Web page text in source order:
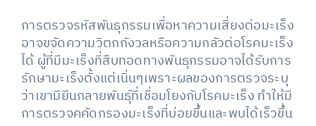
การตรวจรหัสพันธุกรรมเพื่อหาความเสี่ยงต่อมะเร็ง
อาจขจัดความวิตกกังวลหรือความกลัวต่อโรคมะเร็ง
ได้ ผู้ที่มีมะเร็งที่สืบทอดทางพันธุกรรมอาจได้รับการ
รักษามะเร็งตั้งแต่เนิ่นๆเพราะผลของการตรวจระบุ
ว่าเขามียีนกลายพันธุ์ที่เชื่อมโยงกับโรคมะเร็ง ทำให้มี
การตรวจคคัดกรองมะเร็งที่บ่อยขึ้นและพบได้เร็วขึ้น